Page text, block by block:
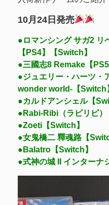
10月24日発売
●ロマンシング サガ2 リ
【PS4】【Switch】
●三國志8 Remake【
●ジュエリー・ハーツ・
wonder world-【Switch
●カルドアンシェル【
●Rabi-Ribi（ラビリビ）
●Zoeti【Switch】
●女鬼橋二 釋魂路【
●Balatro【Switch】
●式神の城 II インターナ